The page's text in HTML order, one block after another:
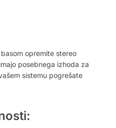
opremite stereo
posebnega izhoda za
sistemu pogrešate